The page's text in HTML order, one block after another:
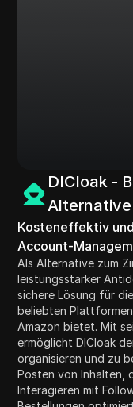
DICloak -
Alternative
Kosteneffektiv
Account-
Als Alternative zum
leistungsstarker
sichere Lösung für
beliebten
Amazon bietet. Mit
ermöglicht DICloak
organisieren und zu
Posten von Inhalten,
Interagieren mit